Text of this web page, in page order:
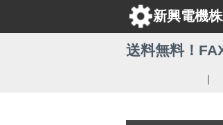
新興電機
｜
送料無料！